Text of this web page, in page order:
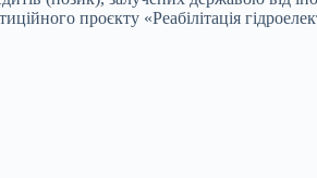
проєкту «Реабілітація